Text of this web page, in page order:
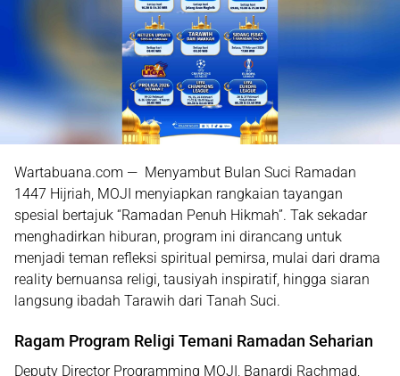
Wartabuana.com — Menyambut Bulan Suci Ramadan
1447 Hijriah, MOJI menyiapkan rangkaian tayangan
spesial bertajuk “Ramadan Penuh Hikmah”. Tak sekadar
menghadirkan hiburan, program ini dirancang untuk
menjadi teman refleksi spiritual pemirsa, mulai dari drama
reality bernuansa religi, tausiyah inspiratif, hingga siaran
langsung ibadah Tarawih dari Tanah Suci.
Ragam Program Religi Temani Ramadan Seharian
Deputy Director Programming MOJI, Banardi Rachmad